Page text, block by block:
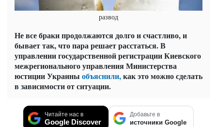
развод
Не все браки продолжаются долго и счастливо, и
бывает так, что пара решает расстаться. В
управлении государственной регистрации Киевского
межрегионального управления Министерства
юстиции Украины объяснили,как это можно сделать
в зависимости от ситуации.
Читайте нас в
Google Discover
Добавьте в
источники Google